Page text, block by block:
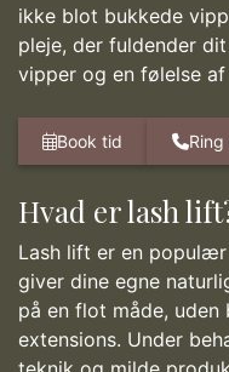
ikke blot bukkede
pleje, der fuldender
vipper og en følelse
Book tid Ring
Hvad er lash
Lash lift er en
giver dine egne
på en flot måde,
extensions. Under